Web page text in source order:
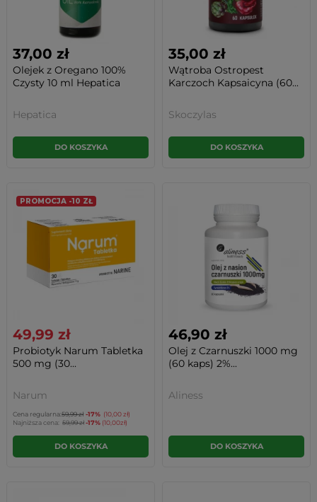
37,00 zł
Olejek z Oregano 100%
Czysty 10 ml Hepatica
Hepatica
DO KOSZYKA
35,00 zł
Wątroba Ostropest
Karczoch Kapsaicyna (60...
Skoczylas
DO KOSZYKA
PROMOCJA -10 ZŁ
49,99 zł
Probiotyk Narum Tabletka
500 mg (30...
Narum
Cena regularna:59,99 zł -17% (10,00 zł)
Najniższa cena: 59,99 zł-17% (10,00zł)
DO KOSZYKA
46,90 zł
Olej z Czarnuszki 1000 mg
(60 kaps) 2%...
Aliness
DO KOSZYKA